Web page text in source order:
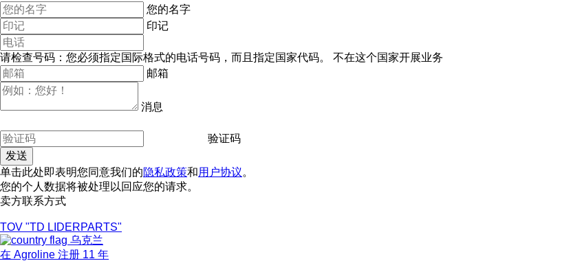
您的名字
印记
请检查号码：您必须指定国际格式的电话号码，而且指定国家代码。
不在这个国家开展业务
邮箱
消息
验证码
单击此处即表明您同意我们的隐私政策和用户协议。
您的个人数据将被处理以回应您的请求。
卖方联系方式
TOV "TD LIDERPARTS"
乌克兰
在 Agroline 注册 11 年